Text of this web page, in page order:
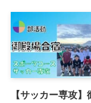
【サッカー専攻